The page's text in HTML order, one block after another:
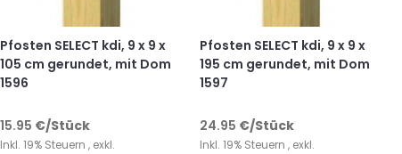
Pfosten SELECT kdi, 9 x 9 x
105 cm gerundet, mit Dom
1596
15.95 €/Stück
Inkl. 19% Steuern , exkl.
Pfosten SELECT kdi, 9 x 9 x
195 cm gerundet, mit Dom
1597
24.95 €/Stück
Inkl. 19% Steuern , exkl.